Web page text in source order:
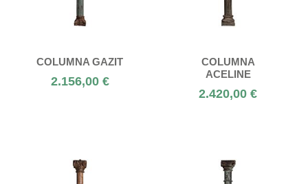
COLUMNA GAZIT
2.156,00 €
COLUMNA
ACELINE
2.420,00 €